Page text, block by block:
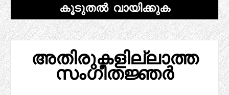
കൂടുതൽ വായിക്കുക
അതിരുകളില്ലാത്ത
സംഗീതജ്ഞർ